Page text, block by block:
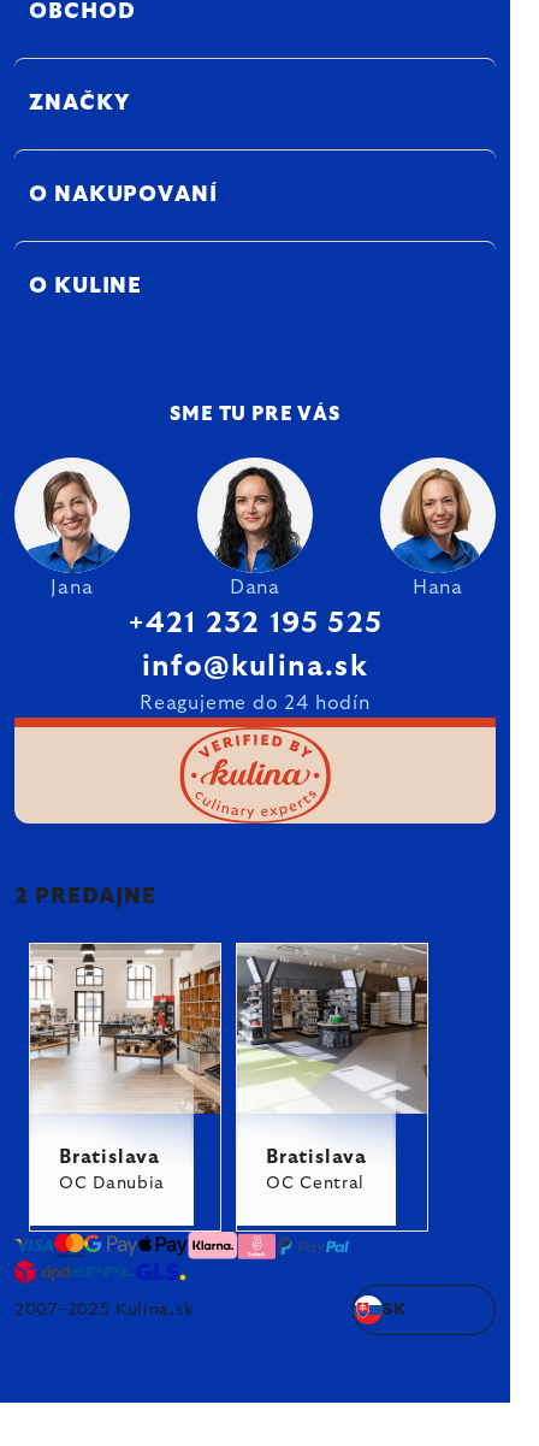
OBCHOD
ZNAČKY
O NAKUPOVANÍ
O KULINE
SME TU PRE VÁS
Jana Dana Hana
+421 232 195 525
info@kulina.sk
Reagujeme do 24 hodín
2 PREDAJNE
Bratislava
OC Danubia
Bratislava
OC Central
2007–2025 Kulina.sk SK